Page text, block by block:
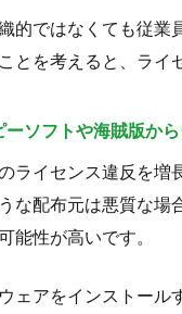
的ではなくても従
とを考えると、ライ
ーソフトや海賊版か
ライセンス違反を
な配布元は悪質な場
能性が高いです。
ェアをインストール